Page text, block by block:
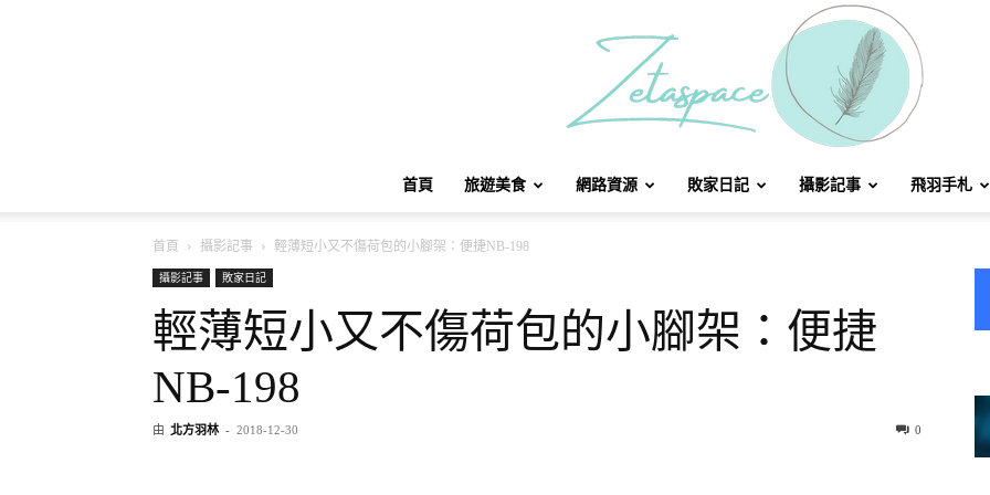
首頁 旅遊美食 網路資源 敗家日記 攝影記事 飛羽手札
首頁 攝影記事
輕薄短小又不傷荷包的小腳架：便捷NB-198
攝影記事
敗家日記
輕薄短小又不傷荷包的小腳架：便捷
NB-198
由 北方羽林 - 2018-12-30 0